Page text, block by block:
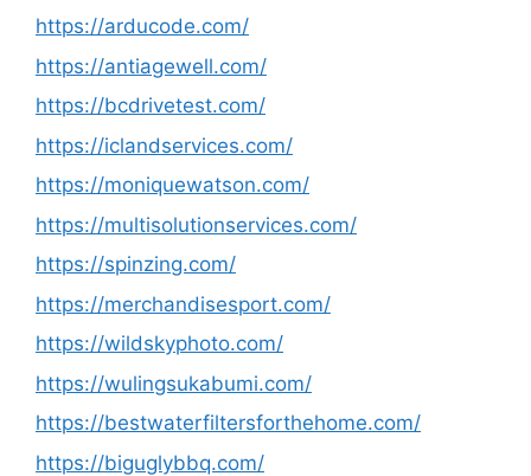
https://arducode.com/
https://antiagewell.com/
https://bcdrivetest.com/
https://iclandservices.com/
https://moniquewatson.com/
https://multisolutionservices.com/
https://spinzing.com/
https://merchandisesport.com/
https://wildskyphoto.com/
https://wulingsukabumi.com/
https://bestwaterfiltersforthehome.com/
https://biguglybbq.com/